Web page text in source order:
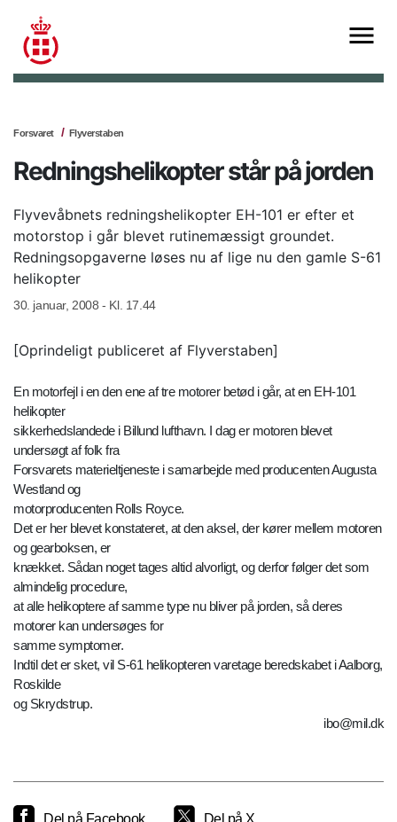
Forsvaret Flyverstaben
Redningshelikopter står på jorden
Flyvevåbnets redningshelikopter EH-101 er efter et
motorstop i går blevet rutinemæssigt groundet.
Redningsopgaverne løses nu af lige nu den gamle S-61
helikopter
30. januar, 2008 - Kl. 17.44
[Oprindeligt publiceret af Flyverstaben]
En motorfejl i en den ene af tre motorer betød i går, at en EH-101
helikopter
sikkerhedslandede i Billund lufthavn. I dag er motoren blevet
undersøgt af folk fra
Forsvarets materieltjeneste i samarbejde med producenten Augusta
Westland og
motorproducenten Rolls Royce.
Det er her blevet konstateret, at den aksel, der kører mellem motoren
og gearboksen, er
knækket. Sådan noget tages altid alvorligt, og derfor følger det som
almindelig procedure,
at alle helikoptere af samme type nu bliver på jorden, så deres
motorer kan undersøges for
samme symptomer.
Indtil det er sket, vil S-61 helikopteren varetage beredskabet i Aalborg,
Roskilde
og Skrydstrup.
ibo@mil.dk
Del på Facebook Del på X